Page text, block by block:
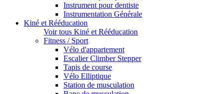
Instrument pour dentiste
Instrumentation Générale
Kiné et Rééducation
Voir tous Kiné et Rééducation
Fitness / Sport
Vélo d'appartement
Escalier Climber Stepper
Tapis de course
Vélo Elliptique
Station de musculation